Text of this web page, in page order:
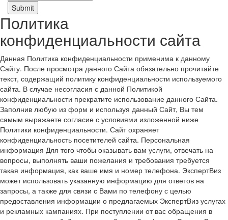
Submit
Политика
конфиденциальности сайта
Данная Политика конфиденциальности применима к данному
Сайту. После просмотра данного Сайта обязательно прочитайте
текст, содержащий политику конфиденциальности используемого
сайта. В случае несогласия с данной Политикой
конфиденциальности прекратите использование данного Сайта.
Заполнив любую из форм и используя данный Сайт, Вы тем
самым выражаете согласие с условиями изложенной ниже
Политики конфиденциальности. Сайт охраняет
конфиденциальность посетителей сайта. Персональная
информация Для того чтобы оказывать вам услуги, отвечать на
вопросы, выполнять ваши пожелания и требования требуется
такая информация, как ваше имя и номер телефона. ЭкспертВиз
может использовать указанную информацию для ответов на
запросы, а также для связи с Вами по телефону с целью
предоставления информации о предлагаемых ЭкспертВиз услугах
и рекламных кампаниях. При поступлении от вас обращения в